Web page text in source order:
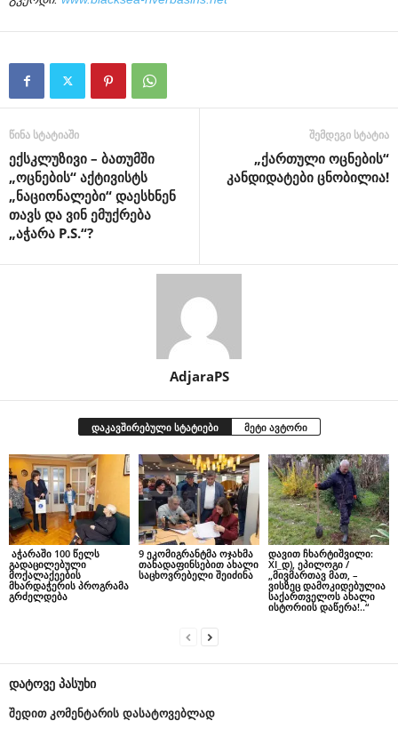
წინა სტატიაში
ექსკლუზივი – ბათუმში
„ოცნების“ აქტივისტს
„ნაციონალები“ დაესხნენ
თავს და ვინ ემუქრება
„აჭარა P.S.“?
შემდეგი სტატია
„ქართული ოცნების“
კანდიდატები ცნობილია!
AdjaraPS
დაკავშირებული სტატიები მეტი ავტორი
აჭარაში 100 წელს
გადაცილებული
მოქალაქეების
მხარდაჭერის პროგრამა
გრძელდება
9 ეკომიგრანტმა ოჯახმა
თანადაფინსებით ახალი
საცხოვრებელი შეიძინა
დავით ჩხარტიშვილი:
XI_დ), ეპილოგი /
„მივმართავ მათ, –
ვისზეც დამოკიდებულია
საქართველოს ახალი
ისტორიის დაწერა!..“
დატოვე პასუხი
შედით კომენტარის დასატოვებლად